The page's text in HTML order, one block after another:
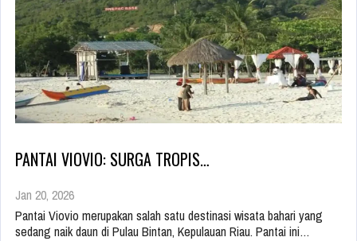
PANTAI VIOVIO: SURGA TROPIS…
Jan 20, 2026
Pantai Viovio merupakan salah satu destinasi wisata bahari yang
sedang naik daun di Pulau Bintan, Kepulauan Riau. Pantai ini…